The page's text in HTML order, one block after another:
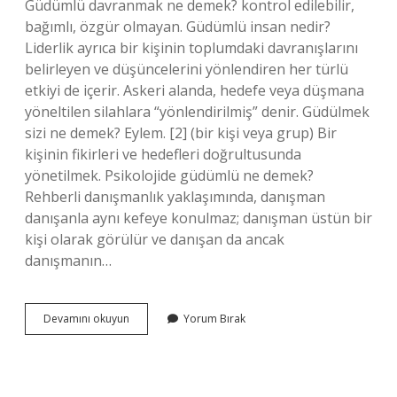
Güdümlü davranmak ne demek? kontrol edilebilir,
bağımlı, özgür olmayan. Güdümlü insan nedir?
Liderlik ayrıca bir kişinin toplumdaki davranışlarını
belirleyen ve düşüncelerini yönlendiren her türlü
etkiyi de içerir. Askeri alanda, hedefe veya düşmana
yöneltilen silahlara “yönlendirilmiş” denir. Güdülmek
sizi ne demek? Eylem. [2] (bir kişi veya grup) Bir
kişinin fikirleri ve hedefleri doğrultusunda
yönetilmek. Psikolojide güdümlü ne demek?
Rehberli danışmanlık yaklaşımında, danışman
danışanla aynı kefeye konulmaz; danışman üstün bir
kişi olarak görülür ve danışan da ancak
danışmanın…
Devamını okuyun Güdümlü
Olma
Yorum Bırak